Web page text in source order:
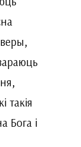
такія
Бога і